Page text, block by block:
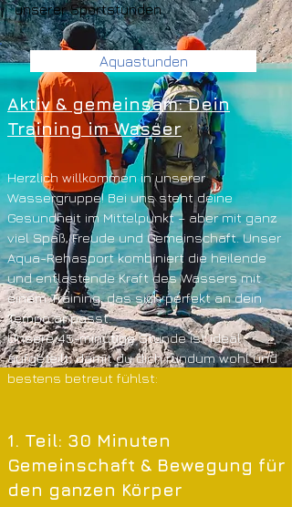
unserer Sportstunden
Aquastunden
Aktiv & gemeinsam: Dein
Training im Wasser
Herzlich willkommen in unserer
Wassergruppe! Bei uns steht deine
Gesundheit im Mittelpunkt – aber mit ganz
viel Spaß, Freude und Gemeinschaft. Unser
Aqua-Rehasport kombiniert die heilende
und entlastende Kraft des Wassers mit
einem Training, das sich perfekt an dein
Tempo anpasst.
Unsere 45-minütige Stunde ist ideal
aufgeteilt, damit du dich rundum wohl und
bestens betreut fühlst:
1. Teil: 30 Minuten
Gemeinschaft & Bewegung für
den ganzen Körper